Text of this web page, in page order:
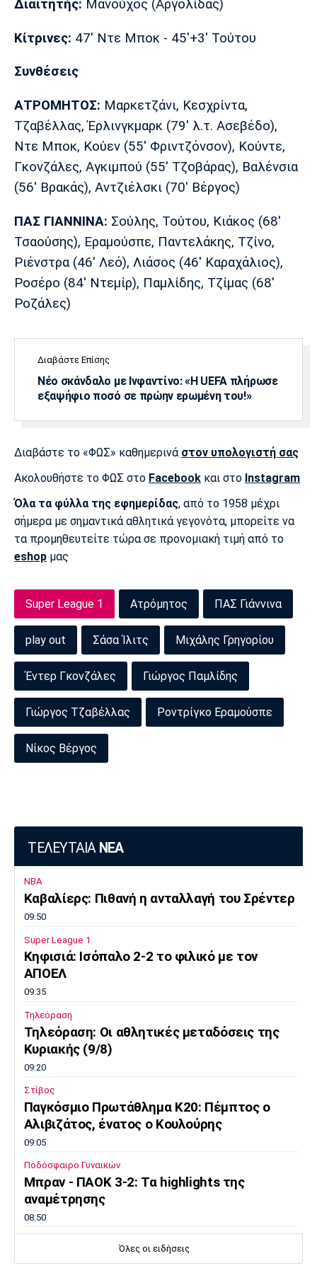
Διαιτητής: Μανούχος (Αργολίδας)
Κίτρινες: 47' Ντε Μποκ - 45'+3' Τούτου
Συνθέσεις
ΑΤΡΟΜΗΤΟΣ: Μαρκετζάνι, Κεσχρίντα,
Τζαβέλλας, Έρλινγκμαρκ (79' λ.τ. Ασεβέδο),
Ντε Μποκ, Κούεν (55' Φριντζόνσον), Κούντε,
Γκονζάλες, Αγκιμπού (55' Τζοβάρας), Βαλένσια
(56' Βρακάς), Αντζιέλσκι (70' Βέργος)
ΠΑΣ ΓΙΑΝΝΙΝΑ: Σούλης, Τούτου, Κιάκος (68'
Τσαούσης), Εραμούσπε, Παντελάκης, Τζίνο,
Ριένστρα (46' Λεό), Λιάσος (46' Καραχάλιος),
Ροσέρο (84' Ντεμίρ), Παμλίδης, Τζίμας (68'
Ροζάλες)
Διαβάστε Επίσης
Νέο σκάνδαλο με Ινφαντίνο: «Η UEFA πλήρωσε
εξαψήφιο ποσό σε πρώην ερωμένη του!»
Διαβάστε το «ΦΩΣ» καθημερινά στον υπολογιστή σας
Ακολουθήστε το ΦΩΣ στο Facebook και στο Instagram
Όλα τα φύλλα της εφημερίδας, από το 1958 μέχρι
σήμερα με σημαντικά αθλητικά γεγονότα, μπορείτε να
τα προμηθευτείτε τώρα σε προνομιακή τιμή από το
eshop μας
Super League 1 Ατρόμητος ΠΑΣ Γιάννινα
play out Σάσα Ίλιτς Μιχάλης Γρηγορίου
Έντερ Γκονζάλες Γιώργος Παμλίδης
Γιώργος Τζαβέλλας Ροντρίγκο Εραμούσπε
Νίκος Βέργος
ΤΕΛΕΥΤΑΙΑ ΝΕΑ
NBA
Καβαλίερς: Πιθανή η ανταλλαγή του Σρέντερ
09:50
Super League 1
Κηφισιά: Ισόπαλο 2-2 το φιλικό με τον
ΑΠΟΕΛ
09:35
Τηλεόραση
Τηλεόραση: Οι αθλητικές μεταδόσεις της
Κυριακής (9/8)
09:20
Στίβος
Παγκόσμιο Πρωτάθλημα Κ20: Πέμπτος ο
Αλιβιζάτος, ένατος ο Κουλούρης
09:05
Ποδόσφαιρο Γυναικών
Μπραν - ΠΑΟΚ 3-2: Τα highlights της
αναμέτρησης
08:50
Νίκη Βόλου: Νικηφόρο το φιλικό επί του
Όλες οι ειδήσεις